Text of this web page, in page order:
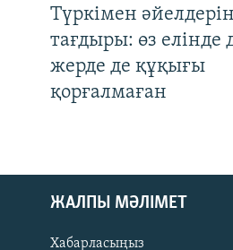
Түркімен
тағдыры: өз елінде
жерде де құқығы
қорғалмаған
ЖАЛПЫ МӘЛІМЕТ
Хабарласыңыз